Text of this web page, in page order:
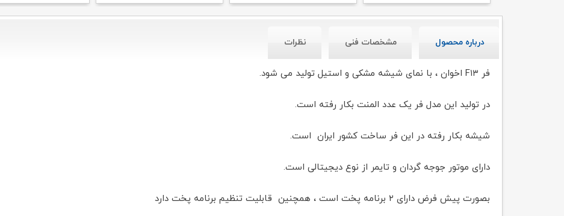
درباره محصول مشخصات فنی نظرات
فر F۱۳ اخوان ، با نمای شیشه مشکی و استیل تولید می شود.
در تولید این مدل فر یک عدد المنت بکار رفته است.
شیشه بکار رفته در این فر ساخت کشور ایران است.
دارای موتور جوجه گردان و تایمر از نوع دیجیتالی است.
بصورت پیش فرض دارای ۲ برنامه پخت است ، همچنین قابلیت تنظیم برنامه پخت دارد